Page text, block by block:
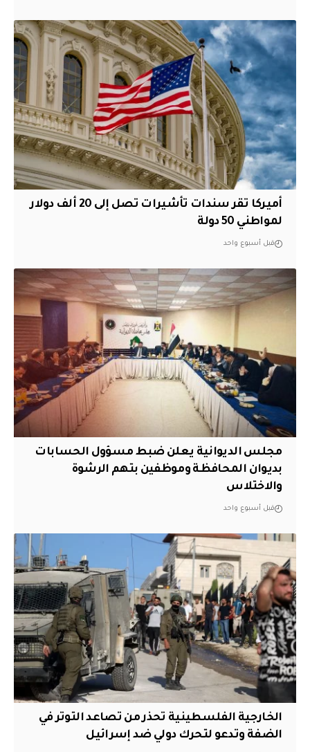
أميركا تقر سندات تأشيرات تصل إلى 20 ألف دولار
لمواطني 50 دولة
قبل أسبوع واحد
مجلس الديوانية يعلن ضبط مسؤول الحسابات
بديوان المحافظة وموظفين بتهم الرشوة
والاختلاس
قبل أسبوع واحد
الخارجية الفلسطينية تحذر من تصاعد التوتر في
الضفة وتدعو لتحرك دولي ضد إسرائيل